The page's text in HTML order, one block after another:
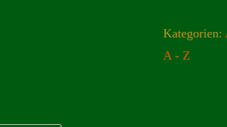
Kategorien:
A - Z